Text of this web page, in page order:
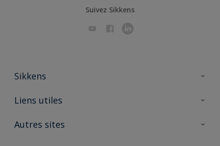
Suivez Sikkens
Sikkens
A propos de Sikkens
Liens utiles
Ouvrir un magasin PASS
Autres sites